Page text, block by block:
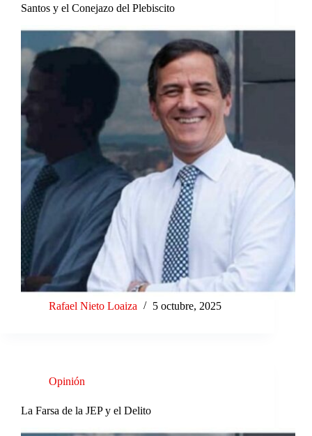
Santos y el Conejazo del Plebiscito
Rafael Nieto Loaiza 5 octubre, 2025
Opinión
La Farsa de la JEP y el Delito